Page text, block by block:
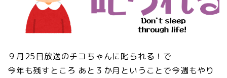
９月25日放送のチコちゃんに叱られる！で
今年も残すところ あと３か月ということで今週もやり